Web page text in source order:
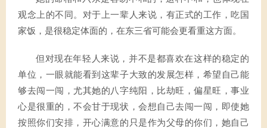
观念上的不同。对于上一辈人来说，有正式的工作，吃国
家饭，是很稳定体面的，在东三省可能会更看重这方面。
但对现在年轻人来说，并不是都喜欢在这样的稳定的
单位，一眼就能看到这辈子大致的发展怎样，希望自己能
够去闯一闯，尤其她的八字纯阳，比劫旺，偏星旺，事业
心是很重的，不会甘于现状，会想自己去闯一闯，即使她
按照你们安排，开心满意的只是作为父母的你们，她自己